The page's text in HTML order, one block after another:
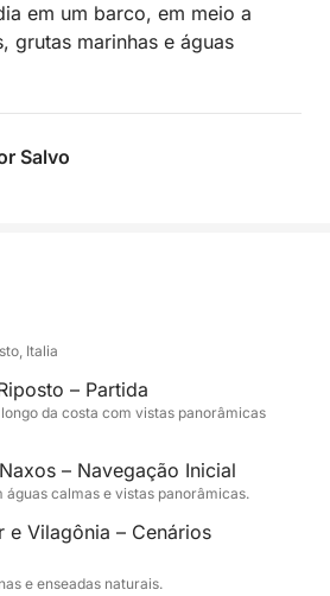
em um barco, em meio a
grutas marinhas e águas
por um dos trechos mais
onde a natureza, o mar e
e as evocativas grutas
para oferecer o equilíbrio
e exploração, com
nadar nas águas cristalinas e
o sol e o mar.
bebidas, lanches e todo o
para desfrutar do cruzeiro em
acompanhado por uma
Salvo
Italia
– Partida
da costa com vistas panorâmicas
– Navegação Inicial
águas calmas e vistas panorâmicas.
e Vilagônia – Cenários
e enseadas naturais.